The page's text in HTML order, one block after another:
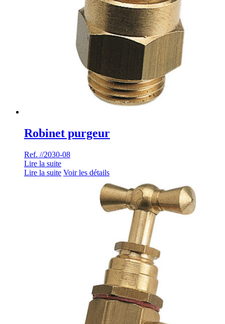
Robinet purgeur
Ref. //2030-08
Lire la suite
Lire la suite Voir les détails